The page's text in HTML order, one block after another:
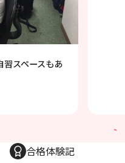
ースもあ
合格体験記